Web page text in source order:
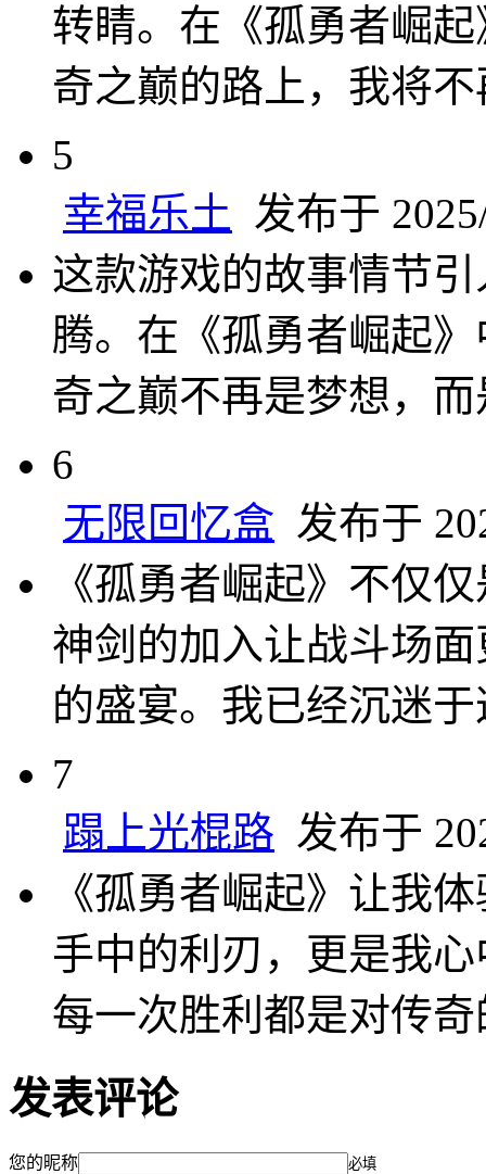
转睛。在《孤勇者崛
奇之巅的路上，我将
5
幸福乐土 发布于
这款游戏的故事情节
腾。在《孤勇者崛起
奇之巅不再是梦想，
6
无限回忆盒 发布于
《孤勇者崛起》不仅
神剑的加入让战斗场
的盛宴。我已经沉迷
7
蹋上光棍路 发布于
《孤勇者崛起》让我
手中的利刃，更是我
每一次胜利都是对传
发表评论
您的昵称 必填